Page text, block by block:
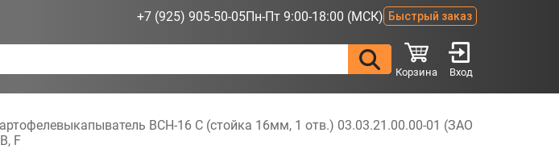
+7 (925) 905-50-05Пн-Пт 9:00-18:00 (МСК) Быстрый заказ
Корзина Вход
ВСН-16 С (стойка 16мм, 1 отв.) 03.03.21.00.00-01 (ЗАО
F